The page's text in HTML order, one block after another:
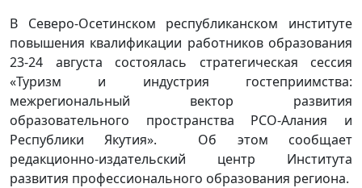
В Северо-Осетинском республиканском институте
повышения квалификации работников образования
23-24 августа состоялась стратегическая сессия
«Туризм и индустрия гостеприимства:
межрегиональный вектор развития
образовательного пространства РСО-Алания и
Республики Якутия». Об этом сообщает
редакционно-издательский центр Института
развития профессионального образования региона.